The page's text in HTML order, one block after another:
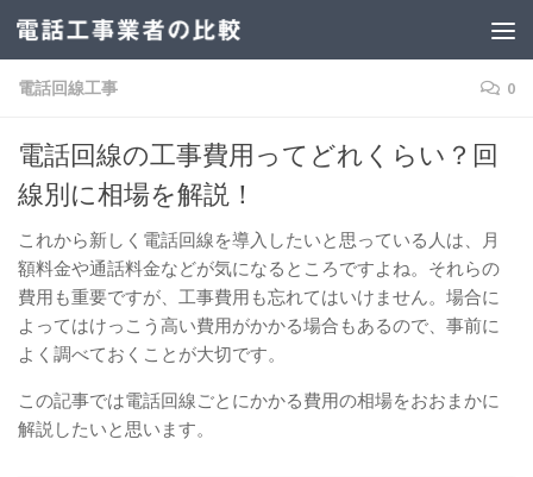
電話回線工事 0
電話回線の工事費用ってどれくらい？回
線別に相場を解説！
これから新しく電話回線を導入したいと思っている人は、月
額料金や通話料金などが気になるところですよね。それらの
費用も重要ですが、工事費用も忘れてはいけません。場合に
よってはけっこう高い費用がかかる場合もあるので、事前に
よく調べておくことが大切です。
この記事では電話回線ごとにかかる費用の相場をおおまかに
解説したいと思います。